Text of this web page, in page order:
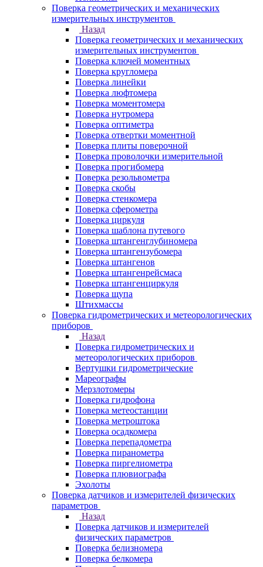
Поверка геометрических и механических
измерительных инструментов
Назад
Поверка геометрических и механических
измерительных инструментов
Поверка ключей моментных
Поверка кругломера
Поверка линейки
Поверка люфтомера
Поверка моментомера
Поверка нутромера
Поверка оптиметра
Поверка отвертки моментной
Поверка плиты поверочной
Поверка проволочки измерительной
Поверка прогибомера
Поверка резольвометра
Поверка скобы
Поверка стенкомера
Поверка сферометра
Поверка циркуля
Поверка шаблона путевого
Поверка штангенглубиномера
Поверка штангензубомера
Поверка штангенов
Поверка штангенрейсмаса
Поверка штангенциркуля
Поверка щупа
Штихмассы
Поверка гидрометрических и метеорологических
приборов
Назад
Поверка гидрометрических и
метеорологических приборов
Вертушки гидрометрические
Мареографы
Мерзлотомеры
Поверка гидрофона
Поверка метеостанции
Поверка метроштока
Поверка осадкомера
Поверка перепадометра
Поверка пиранометра
Поверка пиргелиометра
Поверка плювиографа
Эхолоты
Поверка датчиков и измерителей физических
параметров
Назад
Поверка датчиков и измерителей
физических параметров
Поверка белизномера
Поверка белкомера